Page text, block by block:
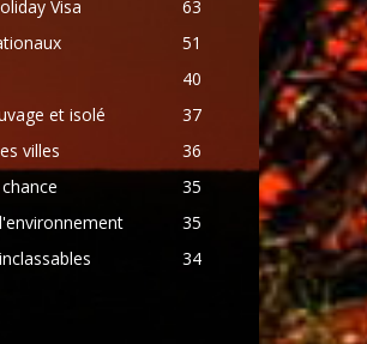
Visa
63
51
40
et isolé
37
villes
36
35
35
34